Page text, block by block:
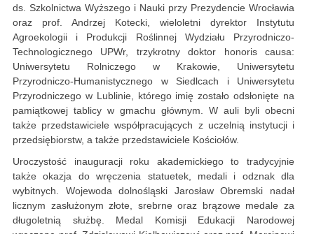
ds. Szkolnictwa Wyższego i Nauki przy Prezydencie Wrocławia
oraz prof. Andrzej Kotecki, wieloletni dyrektor Instytutu
Agroekologii i Produkcji Roślinnej Wydziału Przyrodniczo-
Technologicznego UPWr, trzykrotny doktor honoris causa:
Uniwersytetu Rolniczego w Krakowie, Uniwersytetu
Przyrodniczo-Humanistycznego w Siedlcach i Uniwersytetu
Przyrodniczego w Lublinie, którego imię zostało odsłonięte na
pamiątkowej tablicy w gmachu głównym. W auli byli obecni
także przedstawiciele współpracujących z uczelnią instytucji i
przedsiębiorstw, a także przedstawiciele Kościołów.
Uroczystość inauguracji roku akademickiego to tradycyjnie
także okazja do wręczenia statuetek, medali i odznak dla
wybitnych. Wojewoda dolnośląski Jarosław Obremski nadał
licznym zasłużonym złote, srebrne oraz brązowe medale za
długoletnią służbę. Medal Komisji Edukacji Narodowej